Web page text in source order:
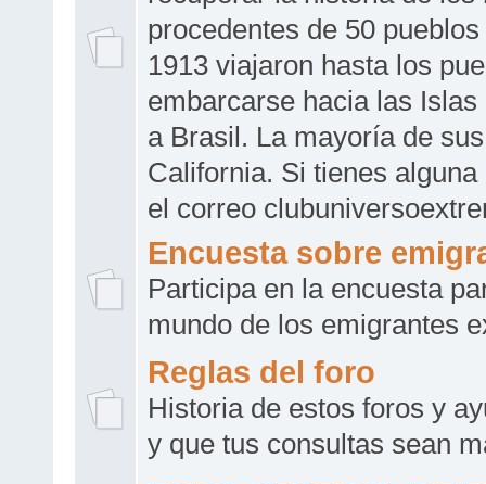
procedentes de 50
1913 viajaron hasta los
embarcarse hacia las
a Brasil. La mayoría de
California. Si tienes
el correo
Encuesta sobre
Participa en la encuesta
mundo de los emigrantes
Reglas del foro
Historia de estos foros y
y que tus consultas sean